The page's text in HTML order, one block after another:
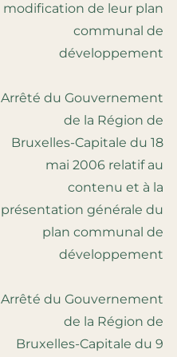
modification de leur plan
communal de
développement
Arrêté du Gouvernement
de la Région de
Bruxelles-Capitale du 18
mai 2006 relatif au
contenu et à la
présentation générale du
plan communal de
développement
Arrêté du Gouvernement
de la Région de
Bruxelles-Capitale du 9